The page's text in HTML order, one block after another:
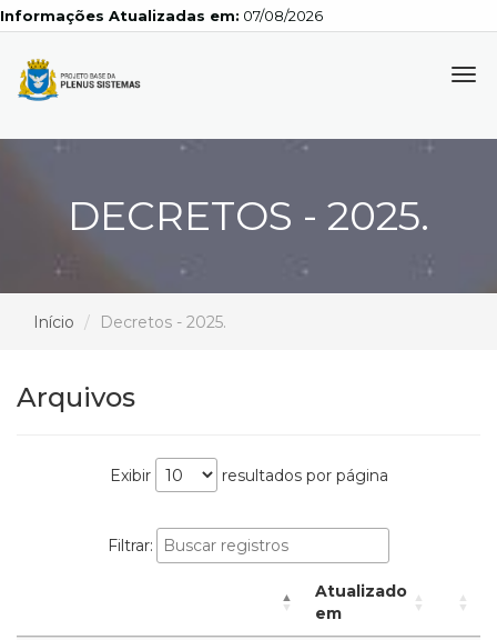
Atualizadas em: 07/08/2026
DECRETOS - 2025.
Início Decretos - 2025.
Arquivos
Exibir resultados por página
Filtrar:
Atualizado
em